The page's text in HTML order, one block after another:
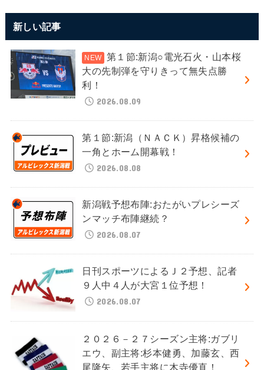
新しい記事
第１節:新潟○電光石火・山本桜
大の先制弾を守りきって無失点勝
利！
2026.08.09
第１節:新潟（ＮＡＣＫ）昇格候補の
一角とホーム開幕戦！
2026.08.08
新潟戦予想布陣:おたがいプレシーズ
ンマッチ布陣継続？
2026.08.07
日刊スポーツによるＪ２予想、記者
９人中４人が大宮１位予想！
2026.08.07
２０２６－２７シーズン主将:ガブリ
エウ、副主将:杉本健勇、加藤玄、西
尾隆矢、若手主将に木寺優直！